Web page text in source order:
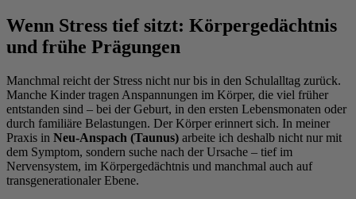
Wenn Stress tief sitzt: Körpergedächtnis
und frühe Prägungen
Manchmal reicht der Stress nicht nur bis in den Schulalltag zurück.
Manche Kinder tragen Anspannungen im Körper, die viel früher
entstanden sind – bei der Geburt, in den ersten Lebensmonaten oder
durch familiäre Belastungen. Der Körper erinnert sich. In meiner
Praxis in Neu-Anspach (Taunus) arbeite ich deshalb nicht nur mit
dem Symptom, sondern suche nach der Ursache – tief im
Nervensystem, im Körpergedächtnis und manchmal auch auf
transgenerationaler Ebene.